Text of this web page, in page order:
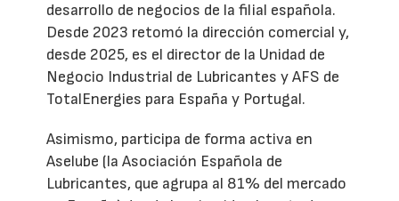
desarrollo de negocios de la filial española.
Desde 2023 retomó la dirección comercial y,
desde 2025, es el director de la Unidad de
Negocio Industrial de Lubricantes y AFS de
TotalEnergies para España y Portugal.
Asimismo, participa de forma activa en
Aselube (la Asociación Española de
Lubricantes, que agrupa al 81% del mercado